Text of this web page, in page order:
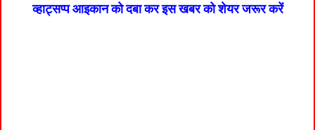
व्हाट्सप्प आइकान को दबा कर इस खबर को शेयर जरूर करें